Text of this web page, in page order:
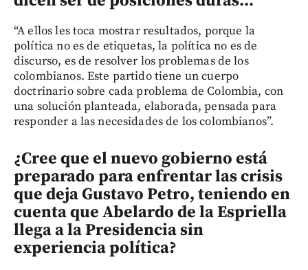
“A ellos les toca mostrar resultados, porque la
política no es de etiquetas, la política no es de
discurso, es de resolver los problemas de los
colombianos. Este partido tiene un cuerpo
doctrinario sobre cada problema de Colombia, con
una solución planteada, elaborada, pensada para
responder a las necesidades de los colombianos”.
¿Cree que el nuevo gobierno está
preparado para enfrentar las crisis
que deja Gustavo Petro, teniendo en
cuenta que Abelardo de la Espriella
llega a la Presidencia sin
experiencia política?